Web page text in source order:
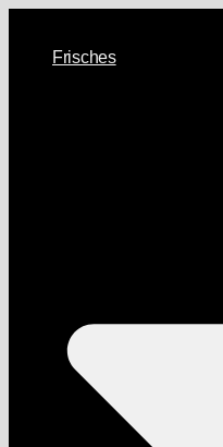
Frisches